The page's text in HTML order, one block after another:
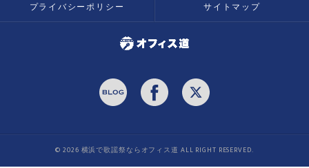
プライバシーポリシー サイトマップ
© 2026 横浜で歌謡祭ならオフィス道 ALL RIGHT RESERVED.